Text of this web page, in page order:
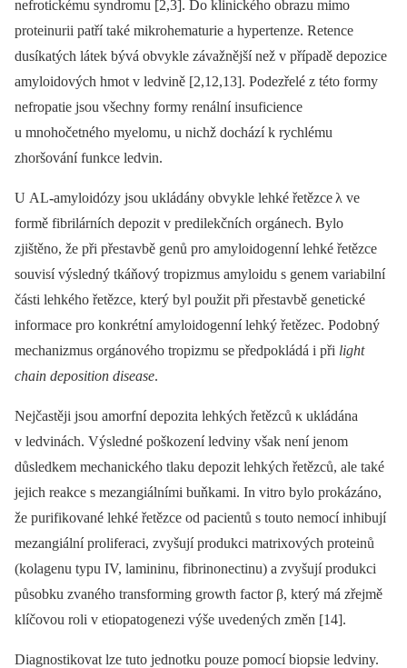
nefrotickému syndromu [2,3]. Do klinického obrazu mimo
proteinurii patří také mikrohematurie a hypertenze. Retence
dusíkatých látek bývá obvykle závažnější než v případě depozice
amyloidových hmot v ledvině [2,12,13]. Podezřelé z této formy
nefropatie jsou všechny formy renální insuficience
u mnohočetného myelomu, u nichž dochází k rychlému
zhoršování funkce ledvin.
U AL-amyloidózy jsou ukládány obvykle lehké řetězce λ ve
formě fibrilárních depozit v predilekčních orgánech. Bylo
zjištěno, že při přestavbě genů pro amyloidogenní lehké řetězce
souvisí výsledný tkáňový tropizmus amyloidu s genem variabilní
části lehkého řetězce, který byl použit při přestavbě genetické
informace pro konkrétní amyloidogenní lehký řetězec. Podobný
mechanizmus orgánového tropizmu se předpokládá i při light
chain deposition disease.
Nejčastěji jsou amorfní depozita lehkých řetězců κ ukládána
v ledvinách. Výsledné poškození ledviny však není jenom
důsledkem mechanického tlaku depozit lehkých řetězců, ale také
jejich reakce s mezangiálními buňkami. In vitro bylo prokázáno,
že purifikované lehké řetězce od pacientů s touto nemocí inhibují
mezangiální proliferaci, zvyšují produkci matrixových proteinů
(kolagenu typu IV, lamininu, fibrinonectinu) a zvyšují produkci
působku zvaného transforming growth factor β, který má zřejmě
klíčovou roli v etiopatogenezi výše uvedených změn [14].
Diagnostikovat lze tuto jednotku pouze pomocí bio­psie ledviny.